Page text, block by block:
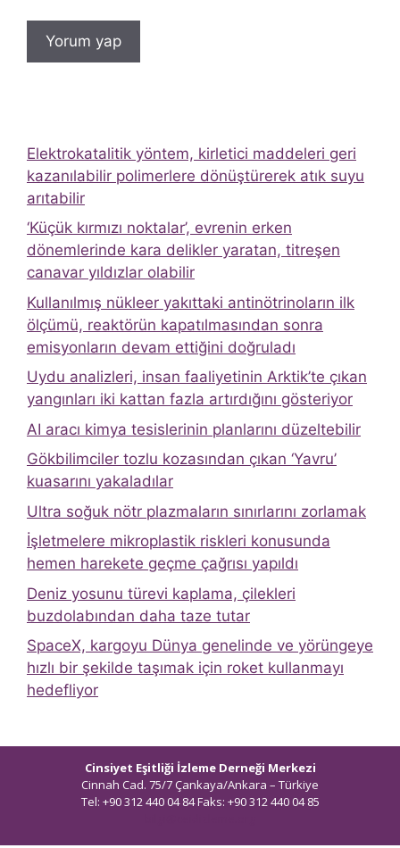
Elektrokatalitik yöntem, kirletici maddeleri geri
kazanılabilir polimerlere dönüştürerek atık suyu
arıtabilir
‘Küçük kırmızı noktalar’, evrenin erken
dönemlerinde kara delikler yaratan, titreşen
canavar yıldızlar olabilir
Kullanılmış nükleer yakıttaki antinötrinoların ilk
ölçümü, reaktörün kapatılmasından sonra
emisyonların devam ettiğini doğruladı
Uydu analizleri, insan faaliyetinin Arktik’te çıkan
yangınları iki kattan fazla artırdığını gösteriyor
AI aracı kimya tesislerinin planlarını düzeltebilir
Gökbilimciler tozlu kozasından çıkan ‘Yavru’
kuasarını yakaladılar
Ultra soğuk nötr plazmaların sınırlarını zorlamak
İşletmelere mikroplastik riskleri konusunda
hemen harekete geçme çağrısı yapıldı
Deniz yosunu türevi kaplama, çilekleri
buzdolabından daha taze tutar
SpaceX, kargoyu Dünya genelinde ve yörüngeye
hızlı bir şekilde taşımak için roket kullanmayı
hedefliyor
Cinsiyet Eşitliği İzleme Derneği Merkezi
Cinnah Cad. 75/7 Çankaya/Ankara – Türkiye
Tel: +90 312 440 04 84 Faks: +90 312 440 04 85